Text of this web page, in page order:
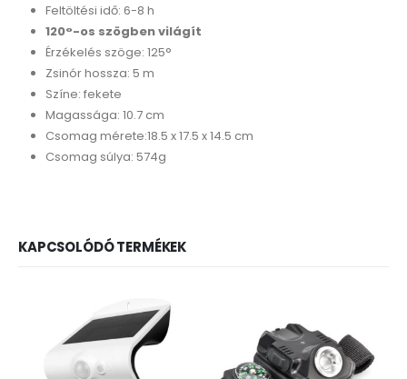
Feltöltési idő: 6-8 h
120°-os szögben világít
Érzékelés szöge: 125°
Zsinór hossza: 5 m
Színe: fekete
Magassága: 10.7 cm
Csomag mérete:18.5 x 17.5 x 14.5 cm
Csomag súlya: 574g
KAPCSOLÓDÓ TERMÉKEK